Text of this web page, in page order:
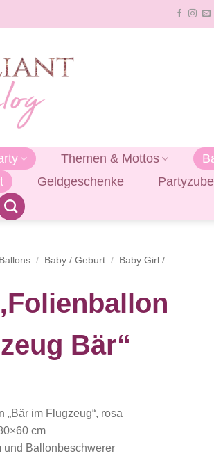
Themen & Mottos
Geldgeschenke
Ballons / Baby / Geburt /
Baby Girl /
Bär“
„Bär im Flugzeug“, rosa
cm
und Ballonbeschwerer